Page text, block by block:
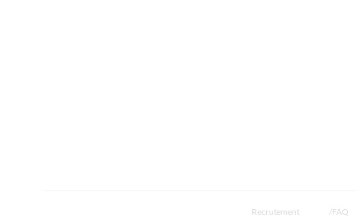
Recrutement FAQ